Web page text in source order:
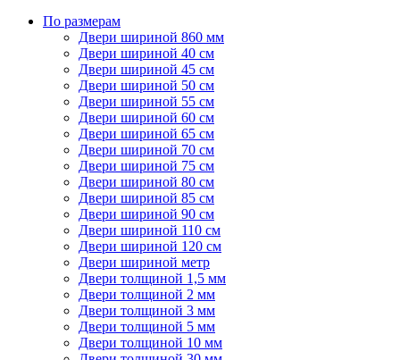
По размерам
Двери шириной 860 мм
Двери шириной 40 см
Двери шириной 45 см
Двери шириной 50 см
Двери шириной 55 см
Двери шириной 60 см
Двери шириной 65 см
Двери шириной 70 см
Двери шириной 75 см
Двери шириной 80 см
Двери шириной 85 см
Двери шириной 90 см
Двери шириной 110 см
Двери шириной 120 см
Двери шириной метр
Двери толщиной 1,5 мм
Двери толщиной 2 мм
Двери толщиной 3 мм
Двери толщиной 5 мм
Двери толщиной 10 мм